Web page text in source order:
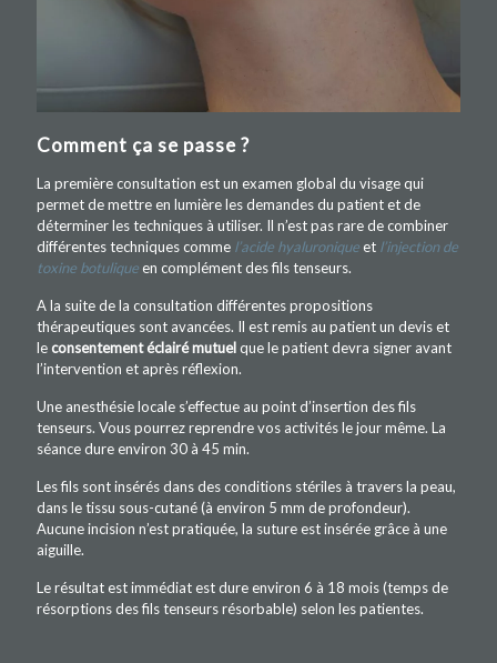
Comment ça se passe ?
La première consultation est un examen global du visage qui
permet de mettre en lumière les demandes du patient et de
déterminer les techniques à utiliser. Il n’est pas rare de combiner
différentes techniques comme l’acide hyaluroniqueet l’injection de
toxine botuliqueen complément des fils tenseurs.
A la suite de la consultation différentes propositions
thérapeutiques sont avancées. Il est remis au patient un devis et
le consentement éclairé mutuelque le patient devra signer avant
l’intervention et après réflexion.
Une anesthésie locale s’effectue au point d’insertion des fils
tenseurs. Vous pourrez reprendre vos activités le jour même. La
séance dure environ 30 à 45 min.
Les fils sont insérés dans des conditions stériles à travers la peau,
dans le tissu sous-cutané (à environ 5 mm de profondeur).
Aucune incision n’est pratiquée, la suture est insérée grâce à une
aiguille.
Le résultat est immédiat est dure environ 6 à 18 mois (temps de
résorptions des fils tenseurs résorbable) selon les patientes.